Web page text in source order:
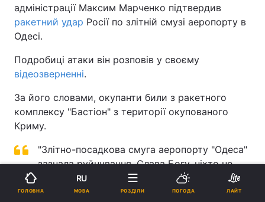
адміністрації Максим Марченко підтвердив
ракетний удар Росії по злітній смузі аеропорту в
Одесі.
Подробиці атаки він розповів у своєму
відеозверненні.
За його словами, окупанти били з ракетного
комплексу "Бастіон" з території окупованого
Криму.
"Злітно-посадкова смуга аеропорту "Одеса"
зазнала руйнування. Слава Богу, ніхто не
постраждав", – зазначив він.
ГОЛОВНА
RU
МОВА РОЗДІЛИ ПОГОДА ЛАЙТ